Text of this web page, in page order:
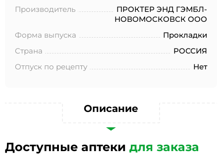
Производитель
ПРОКТЕР ЭНД ГЭМБЛ-
НОВОМОСКОВСК ООО
Форма выпуска
Прокладки
Страна
РОССИЯ
Отпуск по рецепту
Нет
Описание
Доступные аптеки для заказа
целей, определенных в Согласии на обработку
персональных данных *